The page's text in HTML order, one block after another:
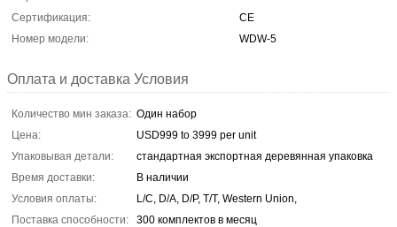
Сертификация:
CE
Номер модели:
WDW-5
Оплата и доставка Условия
Количество мин заказа: Один набор
Цена:
USD999 to 3999 per unit
Упаковывая детали:
стандартная экспортная деревянная упаковка
Время доставки:
В наличии
Условия оплаты:
L/C, D/A, D/P, T/T, Western Union,
Поставка способности:
300 комплектов в месяц